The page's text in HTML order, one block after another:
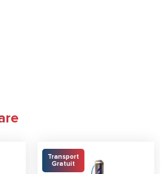
Transport
Gratuit